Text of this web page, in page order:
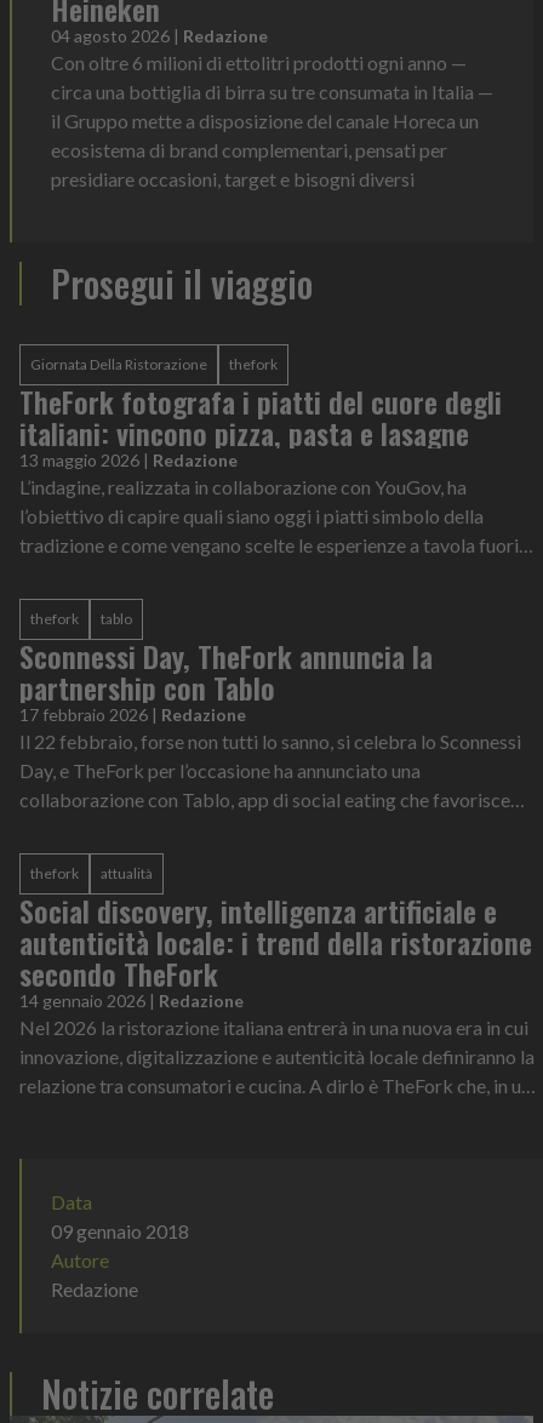
04 agosto 2026 | Redazione
Con oltre 6 milioni di ettolitri prodotti ogni anno —
circa una bottiglia di birra su tre consumata in Italia —
il Gruppo mette a disposizione del canale Horeca un
ecosistema di brand complementari, pensati per
presidiare occasioni, target e bisogni diversi
Prosegui il viaggio
Giornata Della Ristorazione thefork
TheFork fotografa i piatti del cuore degli
italiani: vincono pizza, pasta e lasagne
13 maggio 2026 | Redazione
L’indagine, realizzata in collaborazione con YouGov, ha
l’obiettivo di capire quali siano oggi i piatti simbolo della
tradizione e come vengano scelte le esperienze a tavola fuori
thefork tablo
Sconnessi Day, TheFork annuncia la
partnership con Tablo
17 febbraio 2026 | Redazione
Il 22 febbraio, forse non tutti lo sanno, si celebra lo Sconnessi
Day, e TheFork per l’occasione ha annunciato una
collaborazione con Tablo, app di social eating che favorisce
thefork attualità
Social discovery, intelligenza artificiale e
autenticità locale: i trend della ristorazione
secondo TheFork
14 gennaio 2026 | Redazione
Nel 2026 la ristorazione italiana entrerà in una nuova era in cui
innovazione, digitalizzazione e autenticità locale definiranno la
relazione tra consumatori e cucina. A dirlo è TheFork che, in una
Data
09 gennaio 2018
Autore
Redazione
Notizie correlate